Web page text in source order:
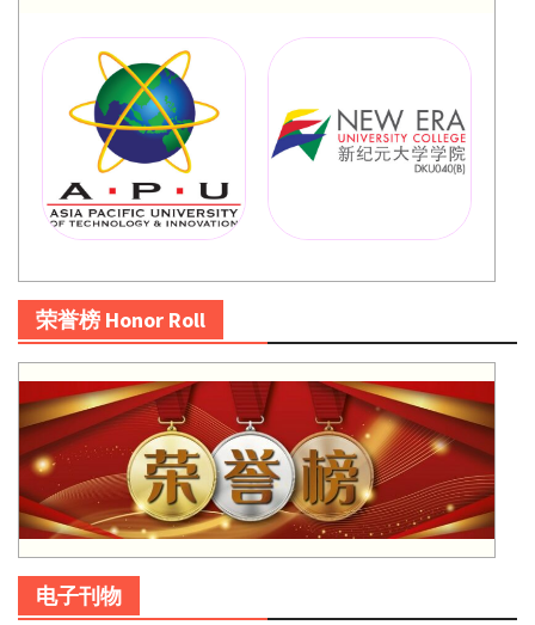
荣誉榜 Honor Roll
电子刊物